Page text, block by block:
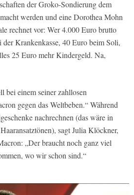
der Groko-Sondierung dem
werden und eine Dorothea Mohn
rechnet vor: Wer 4.000 Euro brutto
der Krankenkasse, 40 Euro beim Soli,
25 Euro mehr Kindergeld. Na,
bei einem seiner zahllosen
gegen das Weltbeben.“ Während
nachrechnen (das wäre in
sagt Julia Klöckner,
„Der braucht noch ganz viel
wo wir schon sind.“